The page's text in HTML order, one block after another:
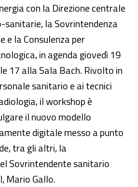
con la Direzione centrale
sanitarie, la Sovrintendenza
e la Consulenza per
in agenda giovedì 19
17 alla Sala Bach. Rivolto in
sanitario e ai tecnici
il workshop è
il nuovo modello
digitale messo a punto
tra gli altri, la
Sovrintendente sanitario
Mario Gallo.